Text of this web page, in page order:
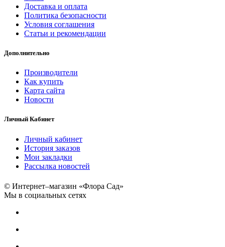
Доставка и оплата
Политика безопасности
Условия соглашения
Статьи и рекомендации
Дополнительно
Производители
Как купить
Карта сайта
Новости
Личный Кабинет
Личный кабинет
История заказов
Мои закладки
Рассылка новостей
© Интернет–магазин «Флора Сад»
Мы в социальных сетях